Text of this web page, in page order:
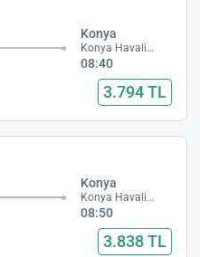
Konya
Konya Havalimanı
08:40
3.794 TL
Konya
Konya Havalimanı
08:50
3.838 TL